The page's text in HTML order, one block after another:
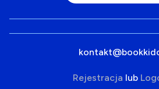
Rejestracja lub